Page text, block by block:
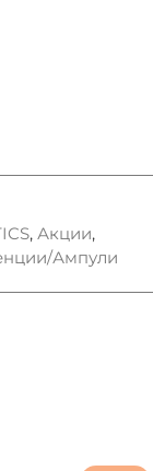
, Акции,
Ампули